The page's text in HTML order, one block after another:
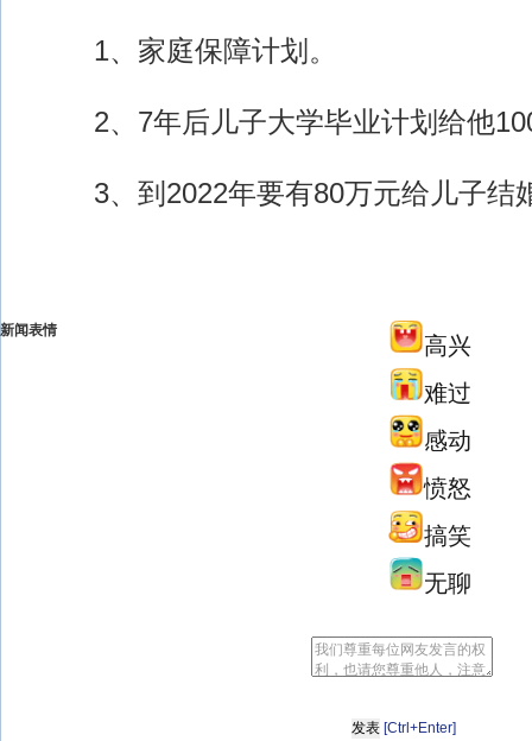
1、家庭保障计划。
2、7年后儿子大学毕业计划给他
3、到2022年要有80万元给儿子结
新闻表情
高兴
难过
感动
愤怒
搞笑
无聊
[Ctrl+Enter]